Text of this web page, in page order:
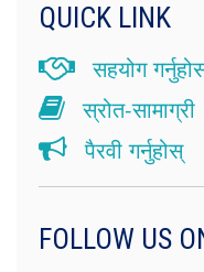
QUICK LINK
सहयोग
स्रोत-सामाग्री
पैरवी गर्नुहोस्
FOLLOW US